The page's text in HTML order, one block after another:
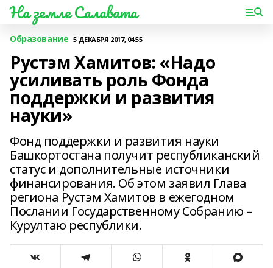
На земле Салавата
Образование 5 ДЕКАБРЯ 2017, 04:55
Рустэм Хамитов: «Надо
усиливать роль Фонда
поддержки и развития
науки»
Фонд поддержки и развития науки
Башкортостана получит республиканский
статус и дополнительные источники
финансирования. Об этом заявил Глава
региона Рустэм Хамитов в ежегодном
Послании Государственному Собранию –
Курултаю республики.